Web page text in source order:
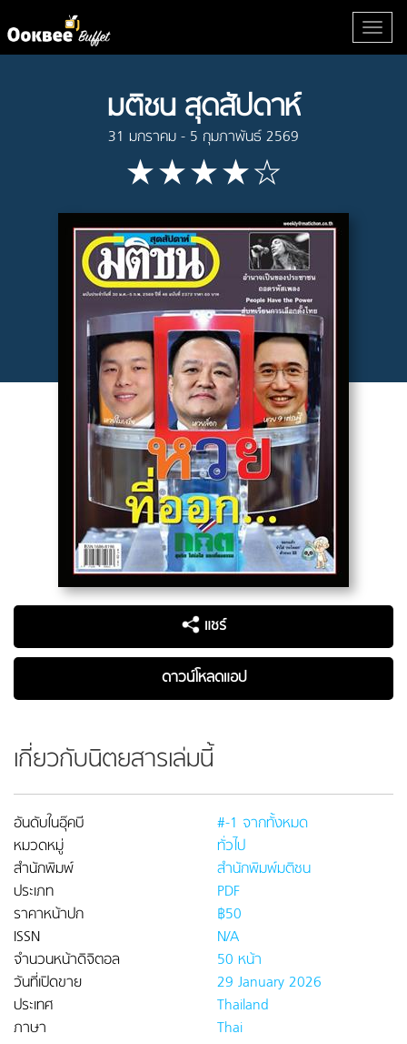
มติชน สุดสัปดาห์
31 มกราคม - 5 กุมภาพันธ์ 2569
แชร์
ดาวน์โหลดแอป
เกี่ยวกับนิตยสารเล่มนี้
อันดับในอุ๊คบี
#-1 จากทั้งหมด
หมวดหมู่
ทั่วไป
สำนักพิมพ์
สำนักพิมพ์มติชน
ประเภท
PDF
ราคาหน้าปก
฿50
ISSN
N/A
จำนวนหน้าดิจิตอล
50 หน้า
วันที่เปิดขาย
29 January 2026
ประเทศ
Thailand
ภาษา
Thai